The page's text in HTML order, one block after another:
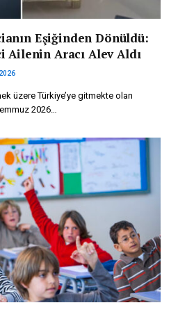
Eşiğinden Dönüldü:
Ailenin Aracı Alev Aldı
üzere Türkiye’ye gitmekte olan
2026…